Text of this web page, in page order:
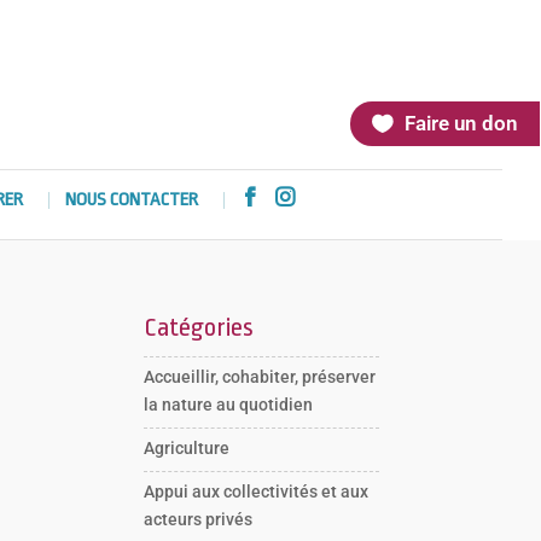
Faire un don
NOUS CONTACTER  
Catégories
Accueillir, cohabiter, préserver
la nature au quotidien
Agriculture
Appui aux collectivités et aux
acteurs privés